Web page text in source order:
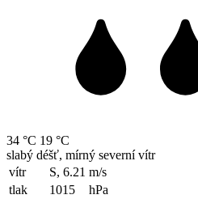
34 °C 19 °C
slabý déšť, mírný severní vítr
vítr
S, 6.21 m/s
tlak
1015
hPa